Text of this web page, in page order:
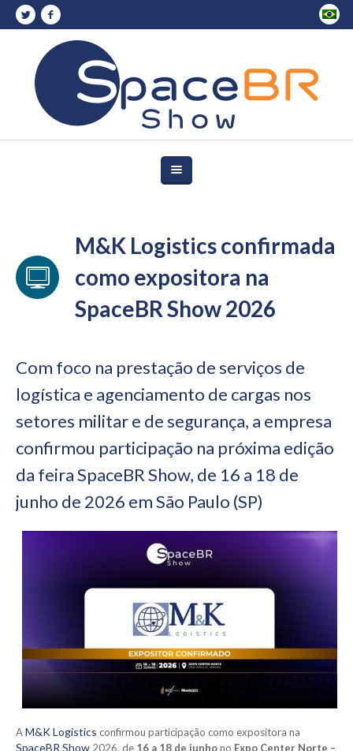
M&K Logistics confirmada
como expositora na
SpaceBR Show 2026
Com foco na prestação de serviços de
logística e agenciamento de cargas nos
setores militar e de segurança, a empresa
confirmou participação na próxima edição
da feira SpaceBR Show, de 16 a 18 de
junho de 2026 em São Paulo (SP)
AM&K Logistics confirmou participação como expositora na
SpaceBR Show 2026, de 16 a 18 de junhono Expo Center Norte –